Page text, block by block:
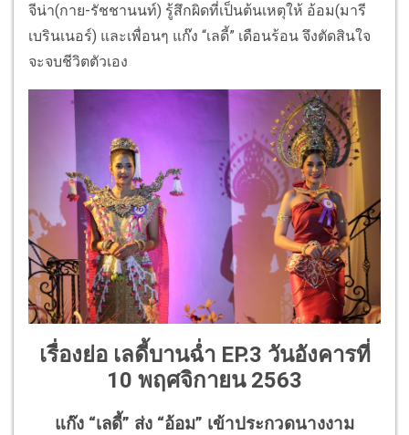
จีน่า(กาย-รัชชานนท์) รู้สึกผิดที่เป็นต้นเหตุให้ อ้อม(มารี
เบรินเนอร์) และเพื่อนๆ แก๊ง “เลดี้” เดือนร้อน จึงตัดสินใจ
จะจบชีวิตตัวเอง
เรื่องย่อ เลดี้บานฉ่ำ EP.3 วันอังคารที่
10 พฤศจิกายน 2563
แก๊ง “เลดี้” ส่ง “อ้อม” เข้าประกวดนางงาม